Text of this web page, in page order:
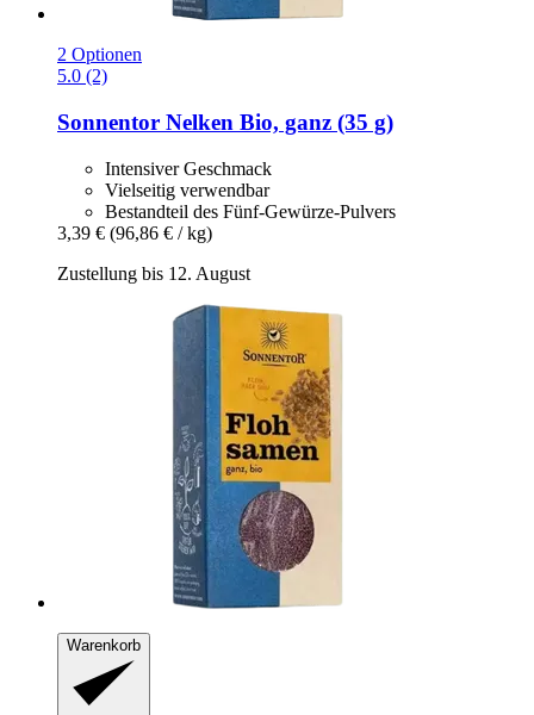
2 Optionen
5.0 (2)
Sonnentor Nelken Bio, ganz (35 g)
Intensiver Geschmack
Vielseitig verwendbar
Bestandteil des Fünf-Gewürze-Pulvers
3,39 € (96,86 € / kg)
Zustellung bis 12. August
Warenkorb